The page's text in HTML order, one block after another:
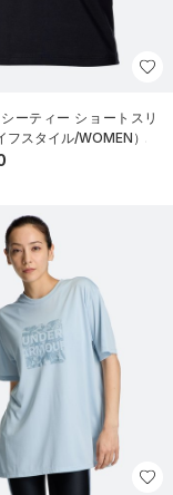
ーティー ショートスリ
フスタイル/WOMEN）